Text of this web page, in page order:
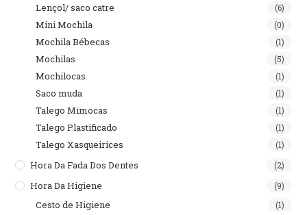
Lençol/ saco catre (6)
Mini Mochila (0)
Mochila Bébecas (1)
Mochilas (5)
Mochilocas (1)
Saco muda (1)
Talego Mimocas (1)
Talego Plastificado (1)
Talego Xasqueirices (1)
Hora Da Fada Dos Dentes (2)
Hora Da Higiene (9)
Cesto de Higiene (1)